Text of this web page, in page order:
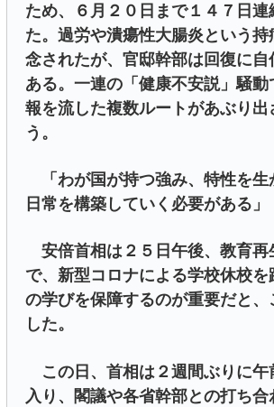
ため、６月２０日まで１４７日連
た。過労や潰瘍性大腸炎という持
念されたが、官邸幹部は回復に自
ある。一連の「健康不安説」騒動
報を流した複数ルートがあぶり出
う。
「わが国が持つ強み、特性を生
日常を構築していく必要がある」
安倍首相は２５日午後、教育再
で、新型コロナによる学校休校を
の学びを保障するのが重要だと、
した。
この日、首相は２週間ぶりに午
入り、閣議や各省幹部との打ち